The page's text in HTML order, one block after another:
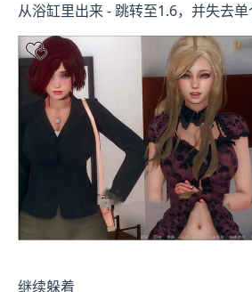
从浴缸里出来 - 跳转至1.6，并失去
继续躲着